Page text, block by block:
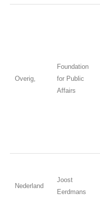
Overig,
Foundation
for Public
Affairs
Nederland
Joost
Eerdmans